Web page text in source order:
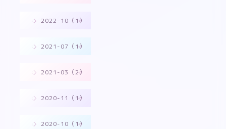
2022-10（1）
2021-07（1）
2021-03（2）
2020-11（1）
2020-10（1）